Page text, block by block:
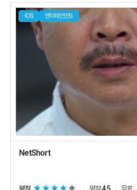
IOS 엔터테인먼트
NetShort